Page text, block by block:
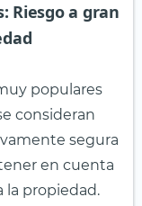
Riesgo a gran
populares
consideran
segura
en cuenta
la propiedad.